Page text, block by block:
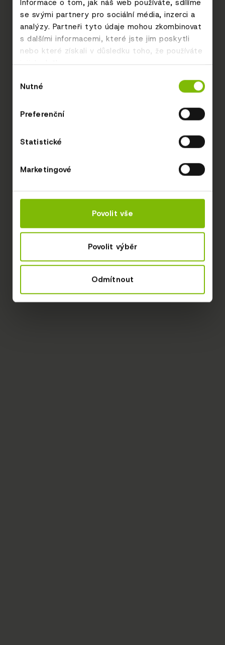
Informace o tom, jak náš web používáte, sdílíme
se svými partnery pro sociální média, inzerci a
analýzy. Partneři tyto údaje mohou zkombinovat
s dalšími informacemi, které jste jim poskytli
nebo které získali v důsledku toho, že používáte
jejich služby.
souhlasu
Nutné
Preferenční
Statistické
Marketingové
Povolit vše
Povolit výběr
Odmítnout